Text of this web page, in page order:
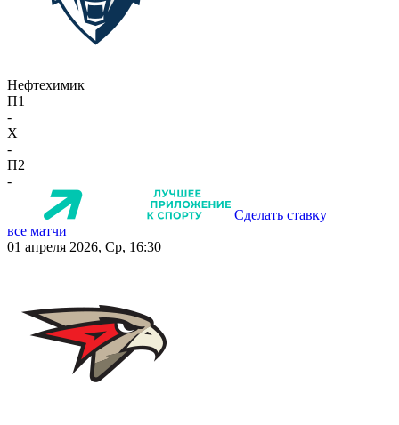
Нефтехимик
П1
-
X
-
П2
-
Сделать ставку
все матчи
01 апреля 2026, Ср, 16:30